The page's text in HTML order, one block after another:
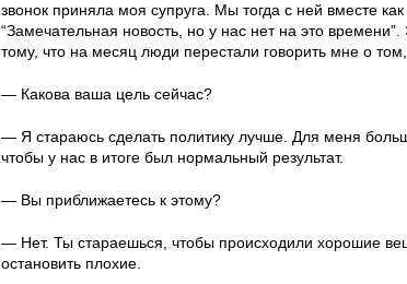
звонок приняла моя супруга. Мы тогда с ней вместе
“Замечательная новость, но у нас нет на это
тому, что на месяц люди перестали говорить мне о
— Какова ваша цель сейчас?
— Я стараюсь сделать политику лучше. Для меня
чтобы у нас в итоге был нормальный результат.
— Вы приближаетесь к этому?
— Нет. Ты стараешься, чтобы происходили хорошие
остановить плохие.